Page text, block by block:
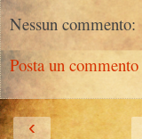
Nessun commento:
Posta un commento
‹